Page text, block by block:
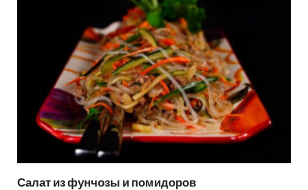
Салат из фунчозы и помидоров